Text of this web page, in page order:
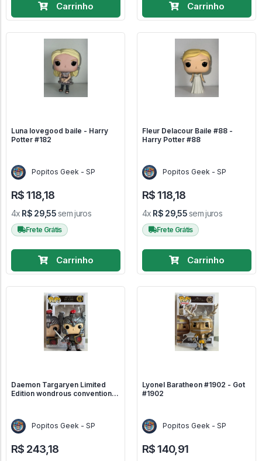
Carrinho Carrinho
Luna lovegood baile - Harry
Potter #182
Popitos Geek - SP
R$ 118,18
4x R$ 29,55sem juros
Frete Grátis
Carrinho
Fleur Delacour Baile #88 -
Harry Potter #88
Popitos Geek - SP
R$ 118,18
4x R$ 29,55sem juros
Frete Grátis
Carrinho
Daemon Targaryen Limited
Edition wondrous convention
Popitos Geek - SP
R$ 243,18
Lyonel Baratheon #1902 - Got
#1902
Popitos Geek - SP
R$ 140,91